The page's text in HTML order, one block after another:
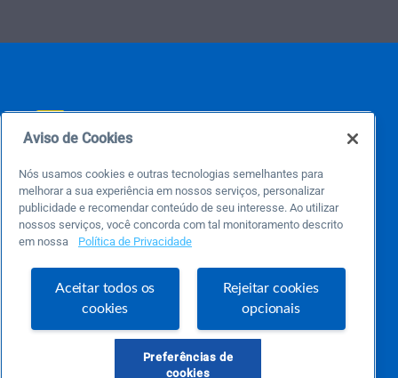
Este é um blog colaborativo.
O Sebrae não se responsabiliza pelo conteúdo publicado por terceiros.
Uma das maiores Comunidades de Empreendedorismo do Brasil, a Comunidade
Sebrae foi criada para entregar conteúdos em diversos formatos, inovadores,
pertinentes e temas específicos que se conecte com a realidade da sua empresa.
empreendedora.
atendimentosebraepr@pr.sebrae.com.br
Aviso de Cookies
Nós usamos cookies e outras tecnologias semelhantes para
melhorar a sua experiência em nossos serviços, personalizar
publicidade e recomendar conteúdo de seu interesse. Ao utilizar
nossos serviços, você concorda com tal monitoramento descrito
em nossa
Política de Privacidade
Aceitar todos os
cookies
Rejeitar cookies
opcionais
Preferências de
cookies